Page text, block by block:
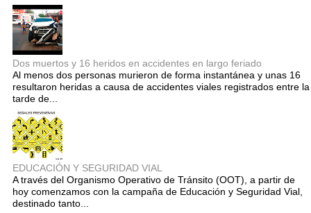
Dos muertos y 16 heridos en accidentes en largo feriado
Al menos dos personas murieron de forma instantánea y unas 16
resultaron heridas a causa de accidentes viales registrados entre la
tarde de...
EDUCACIÓN Y SEGURIDAD VIAL
A través del Organismo Operativo de Tránsito (OOT), a partir de
hoy comenzamos con la campaña de Educación y Seguridad Vial,
destinado tanto...